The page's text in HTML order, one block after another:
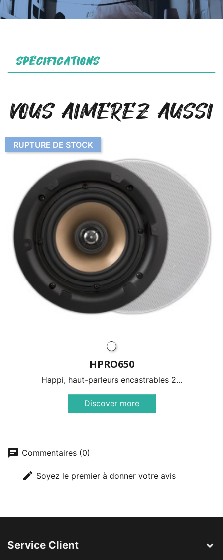
SPÉCIFICATIONS
VOUS AIMEREZ AUSSI
HPRO650
Happi, haut-parleurs encastrables 2...
Discover more
RUPTURE DE STOCK
chat Commentaires (0)
edit Soyez le premier à donner votre avis
Service Client